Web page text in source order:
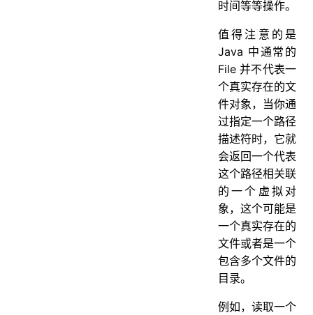
时间等等操作。
值得注意的是
Java 中通常的
File 并不代表一
个真实存在的文
件对象，当你通
过指定一个路径
描述符时，它就
会返回一个代表
这个路径相关联
的一个虚拟对
象，这个可能是
一个真实存在的
文件或者是一个
包含多个文件的
目录。
例如，读取一个